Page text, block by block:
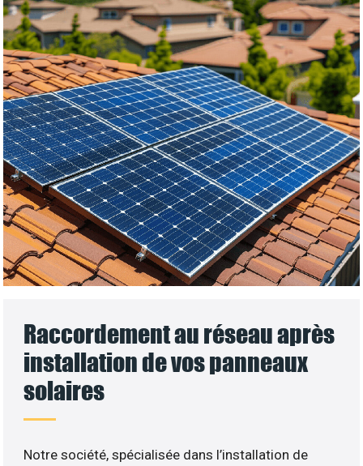
Raccordement au réseau après
installation de vos panneaux
solaires
Notre société, spécialisée dans l’installation de